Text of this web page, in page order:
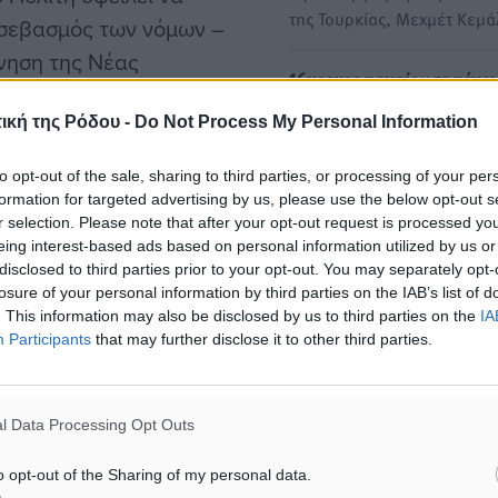
της Ρόδου - Do Not Process My Personal Information
opt-out of the sale, sharing to third parties, or processing of your
for targeted advertising by us, please use the below opt-out
selection. Please note that after your opt-out request is processed
interest-based ads based on personal information utilized by us
to third parties prior to your opt-out. You may separately
of your personal information by third parties on the IAB’s list of
This information may also be disclosed by us to third parties on the
Participants that may further disclose it to other third parties.
Data Processing Opt Outs
opt-out of the Sharing of my personal data.
σεβασμός των νόμων –
της Νέας
κανέναν”.
αναζήτησης
μας στο Google News ★ ↗
της Τουρκίας, Μεχμέτ
16χρονος μαχαίρωσε μέχρι
16χρονος κάνει λόγο για
της…
Συναγερμός σήμανε το
Παρασκευής στα Καλύβια,
ένας 16χρονος μαχαίρωσε
Κ. Μητσοτάκης: Η
Στην καθιερωμένη
της εβδομάδας που